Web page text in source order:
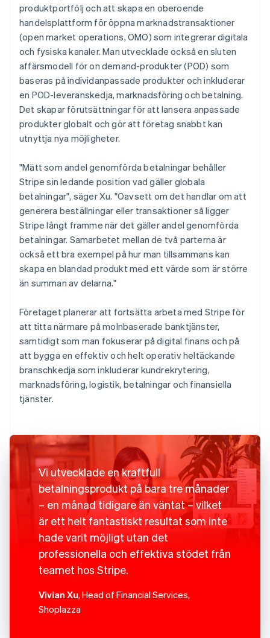
produktportfölj och att skapa en oberoende
handelsplattform för öppna marknadstransaktioner
(open market operations, OMO) som integrerar digitala
och fysiska kanaler. Man utvecklade också en sluten
affärsmodell för on demand-produkter (POD) som
baseras på individanpassade produkter och inkluderar
en POD-leveranskedja, marknadsföring och betalning.
Det skapar förutsättningar för att lansera anpassade
produkter globalt och gör att företag snabbt kan
utnyttja nya möjligheter.
"Mätt som andel genomförda betalningar behåller
Stripe sin ledande position vad gäller globala
betalningar", säger Xu. "Oavsett om det handlar om att
generera beställningar eller transaktioner så ligger
Stripe långt framme när det gäller andel genomförda
betalningar. Samarbetet mellan de två parterna är
också ett bra exempel på hur man tillsammans kan
skapa en blandad produkt med ett värde som är större
än summan av delarna."
Företaget planerar att fortsätta arbeta med Stripe för
att titta närmare på molnbaserade banktjänster,
samtidigt som man fokuserar på digital finans och på
att bygga en effektiv och helt operativ heltäckande
branschkedja som inkluderar kundrekrytering,
marknadsföring, logistik, betalningar och finansiella
tjänster.
Vi utvecklade en kraftfull
betalningsprodukt på bara tre månader
– en månad tidigare än väntat – vilket
är ett helt fantastiskt resultat som inte
hade varit möjligt utan det
professionella och effektiva stödet från
teamet hos Stripe.
Vivian Xu, Head of Financial Services,
Shoplazza